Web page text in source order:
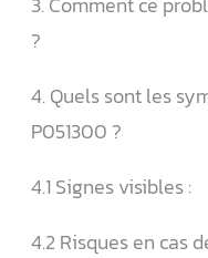
?
4. Quels sont les
P051300 ?
4.1 Signes visibles :
4.2 Risques en cas